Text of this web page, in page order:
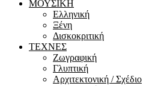
ΜΟΥΣΙΚΗ
Ελληνική
Ξένη
Δισκοκριτική
ΤΕΧΝΕΣ
Ζωγραφική
Γλυπτική
Αρχιτεκτονική / Σχέδιο